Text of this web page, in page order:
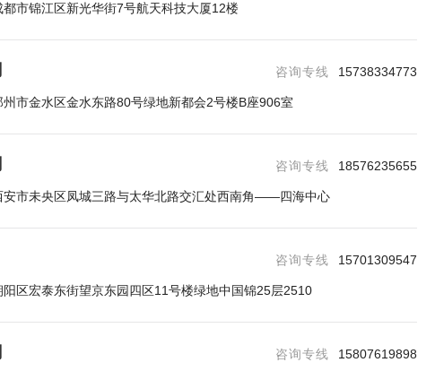
都市锦江区新光华街7号航天科技大厦12楼
咨询专线 15738334773
州市金水区金水东路80号绿地新都会2号楼B座906室
咨询专线 18576235655
安市未央区凤城三路与太华北路交汇处西南角——四海中心
咨询专线 15701309547
阳区宏泰东街望京东园四区11号楼绿地中国锦25层2510
咨询专线 15807619898